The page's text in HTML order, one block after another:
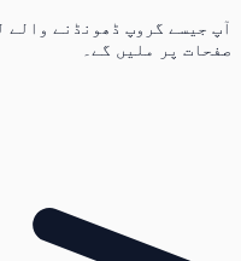
آپ جیسے گروپ ڈھونڈنے والے
صفحات پر ملیں گے۔